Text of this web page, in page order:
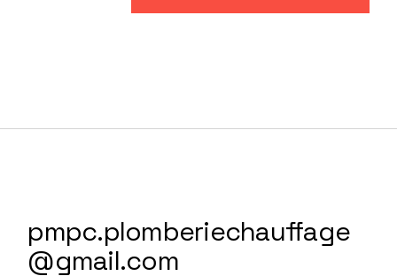
pmpc.plomberiechauffage
@gmail.com